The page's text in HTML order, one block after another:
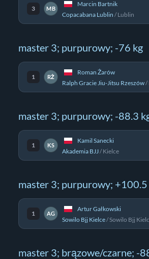
3 MB
Marcin Bartnik
Copacabana Lublin /Lublin
master 3; purpurowy; -76 kg
1 RŻ
Roman Żarów
Ralph Gracie Jiu-Jitsu Rzeszów/
master 3; purpurowy; -88.3
1 KS
Kamil Sanecki
Akademia BJJ/Kielce
master 3; purpurowy; +100.5
1 AG
Artur Gałkowski
Sowilo Bjj Kielce/Sowilo Bjj
master 3; brązowe/czarne; -